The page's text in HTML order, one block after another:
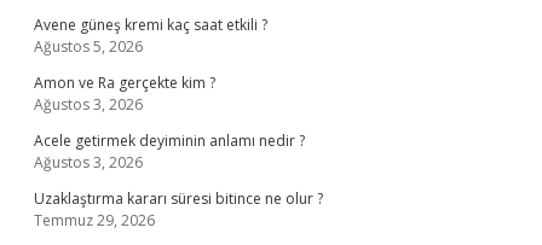
Avene güneş kremi kaç saat etkili ?
Ağustos 5, 2026
Amon ve Ra gerçekte kim ?
Ağustos 3, 2026
Acele getirmek deyiminin anlamı nedir ?
Ağustos 3, 2026
Uzaklaştırma kararı süresi bitince ne olur ?
Temmuz 29, 2026